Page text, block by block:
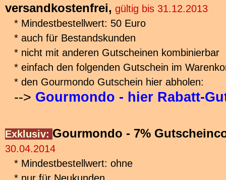
versandkostenfrei, gültig bis 31.12.2013
* Mindestbestellwert: 50 Euro
* auch für Bestandskunden
* nicht mit anderen Gutscheinen kombinierbar
* einfach den folgenden Gutschein im
* den Gourmondo Gutschein hier abholen:
--> Gourmondo - hier Rabatt-
Exklusiv: Gourmondo - 7%
30.04.2014
* Mindestbestellwert: ohne